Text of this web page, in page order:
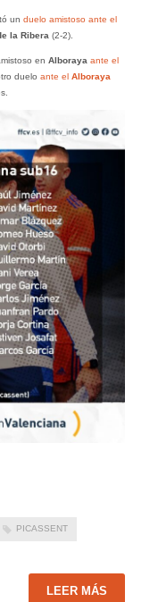
un duelo amistoso ante el
la Ribera (2-2).
en Alborayaante el
duelo ante el Alboraya
PICASSENT
LEER MÁS